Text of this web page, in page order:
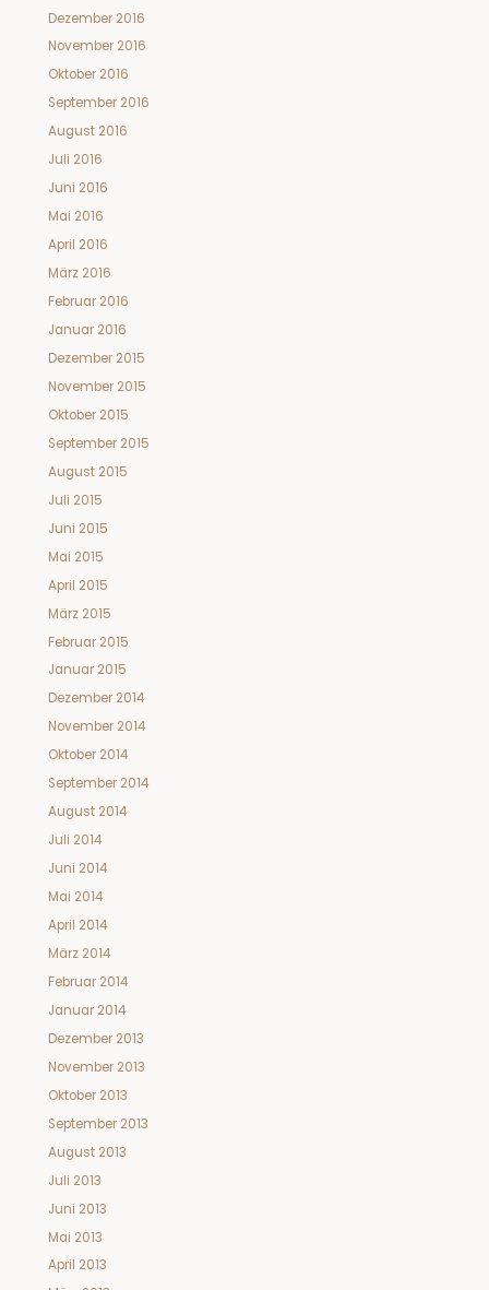
Dezember 2016
November 2016
Oktober 2016
September 2016
August 2016
Juli 2016
Juni 2016
Mai 2016
April 2016
März 2016
Februar 2016
Januar 2016
Dezember 2015
November 2015
Oktober 2015
September 2015
August 2015
Juli 2015
Juni 2015
Mai 2015
April 2015
März 2015
Februar 2015
Januar 2015
Dezember 2014
November 2014
Oktober 2014
September 2014
August 2014
Juli 2014
Juni 2014
Mai 2014
April 2014
März 2014
Februar 2014
Januar 2014
Dezember 2013
November 2013
Oktober 2013
September 2013
August 2013
Juli 2013
Juni 2013
Mai 2013
April 2013